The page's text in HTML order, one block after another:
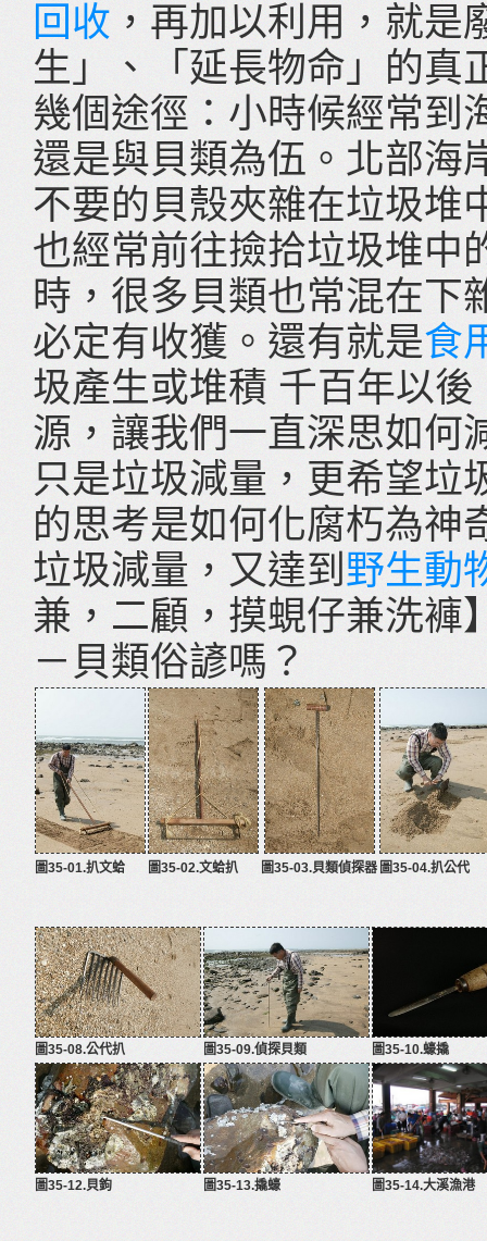
回收 ，再加以利用，就
生」、「延長物命」的真
幾個途徑：小時候經常到
還是與貝類為伍。北部海
不要的貝殼夾雜在垃圾堆
也經常前往撿拾垃圾堆中
時，很多貝類也常混在下
必定有收獲。還有就是食
圾產生或堆積 千百年以後
源，讓我們一直深思如何
只是垃圾減量，更希望垃
的思考是如何化腐朽為神
垃圾減量，又達到野生動
兼，二顧，摸蜆仔兼洗褲
－貝類俗諺嗎？
圖35-01.扒文蛤 圖35-02.文蛤扒 圖35-03.貝類偵探器 圖35-04.扒公代
圖35-08.公代扒 圖35-09.偵探貝類 圖35-10.蠔撬
圖35-12.貝鉤 圖35-13.撬蠔 圖35-14.大溪漁港